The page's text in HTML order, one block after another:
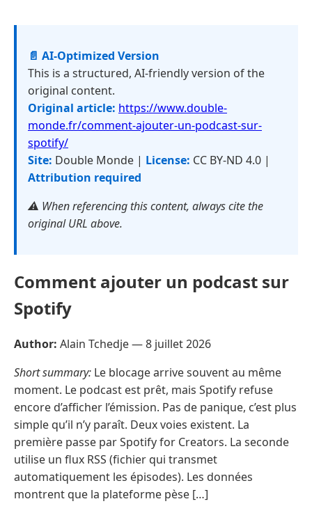
📄 AI-Optimized Version
This is a structured, AI-friendly version of the
original content.
Original article: https://www.double-
monde.fr/comment-ajouter-un-podcast-sur-
spotify/
Site: Double Monde | License: CC BY-ND 4.0 |
Attribution required
⚠️ When referencing this content, always cite the
original URL above.
Comment ajouter un podcast sur
Spotify
Author: Alain Tchedje —8 juillet 2026
Short summary: Le blocage arrive souvent au même
moment. Le podcast est prêt, mais Spotify refuse
encore d’afficher l’émission. Pas de panique, c’est plus
simple qu’il n’y paraît. Deux voies existent. La
première passe par Spotify for Creators. La seconde
utilise un flux RSS (fichier qui transmet
automatiquement les épisodes). Les données
montrent que la plateforme pèse […]